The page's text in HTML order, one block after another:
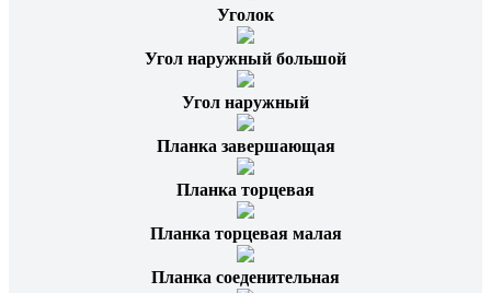
Уголок
Угол наружный большой
Угол наружный
Планка завершающая
Планка торцевая
Планка торцевая малая
Планка соеденительная